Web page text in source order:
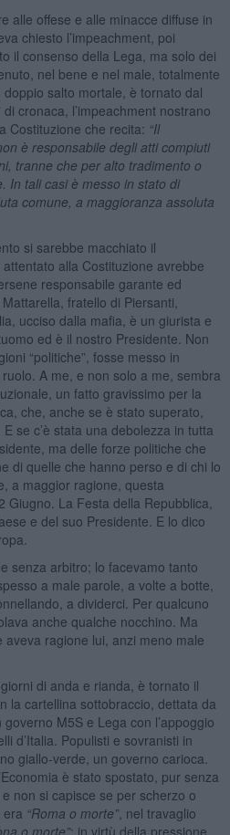
alle offese e alle minacce diffuse in
chiesto l’impeachment, poi
il consenso della Lega, ma solo dei
nel bene e nel male, totalmente
salto mortale, è tornato dal
cronaca, l’impeachment nostrano
Costituzione che recita: “Il
è responsabile degli atti compiuti
tranne che per alto tradimento o
In tali casi è messo in stato di
comune, a maggioranza assoluta
si sarebbe macchiato il
alla Costituzione avrebbe
responsabile garante ed
fratello di Piersanti,
ucciso dalla mafia, è un giurista e
ed è il nostro Presidente. Non
“politiche”, fosse messo in
A me, e non solo a me, sembra
un fatto gravissimo per la
che, anche se è stato superato,
se c’è stata una debolezza in tutta
ma delle forze politiche che
di quelle che hanno perso e di chi lo
a maggior ragione, questa
La Festa della Repubblica,
e del suo Presidente. E lo dico
senza arbitro; lo facevamo tanto
a male parole, a volte a botte,
a dividerci. Per qualcuno
anche qualche nocchino. Ma
ragione lui, anzi meno male
di anda e rianda, è tornato il
la cartellina sottobraccio, dettata da
M5S e Lega con l’appoggio
d’Italia. Populisti e sovranisti in
giallo-verde, un governo carioca.
è stato spostato, pur senza
non si capisce se per scherzo o
“Roma o morte”, nel travaglio
o morte”: in virtù della pressione